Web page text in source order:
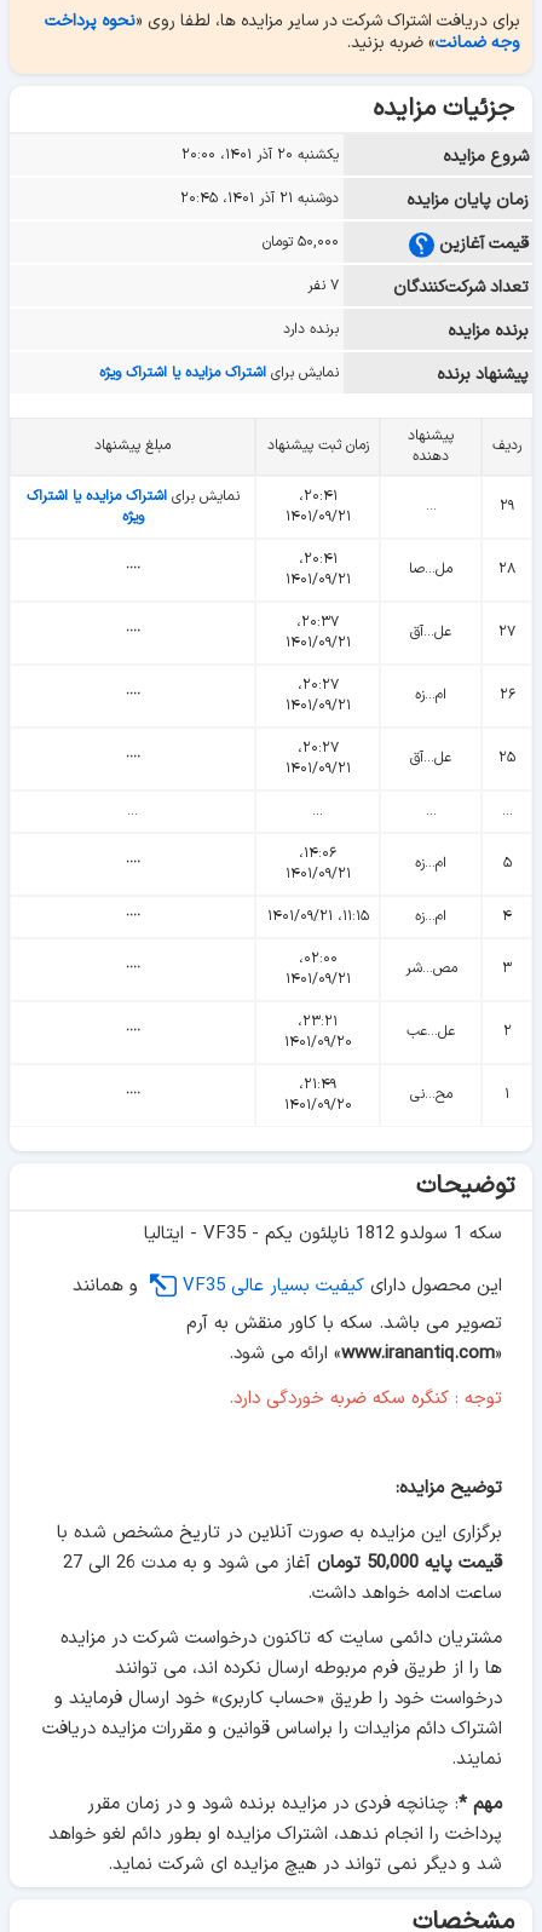
برای دریافت اشتراک شرکت در سایر مزایده ها، لطفا روی «نحوه پرداخت
وجه ضمانت» ضربه بزنید.
جزئیات مزایده
شروع مزایده یکشنبه ۲۰ آذر ۱۴۰۱، ۲۰:۰۰
زمان پایان مزایده دوشنبه ۲۱ آذر ۱۴۰۱، ۲۰:۴۵
قیمت آغازین ۵۰,۰۰۰ تومان
تعداد شرکت‌کنندگان ۷ نفر
برنده مزایده برنده دارد
پیشنهاد برنده نمایش برای اشتراک مزایده یا اشتراک ویژه
ردیف
پیشنهاد
دهنده
زمان ثبت پیشنهاد مبلغ پیشنهاد
۲۹ ...
۲۰:۴۱،
۱۴۰۱/۰۹/۲۱
نمایش برایاشتراک مزایده یا اشتراک
ویژه
۲۸ مل...صا
۲۰:۴۱،
۱۴۰۱/۰۹/۲۱
᠁
۲۷ عل...آق
۲۰:۳۷،
۱۴۰۱/۰۹/۲۱
᠁
۲۶ ام...زه
۲۰:۲۷،
۱۴۰۱/۰۹/۲۱
᠁
۲۵ عل...آق
۲۰:۲۷،
۱۴۰۱/۰۹/۲۱
᠁
...
...
...
...
۵ ام...زه
۱۴:۰۶،
۱۴۰۱/۰۹/۲۱
᠁
۴ ام...زه ۱۱:۱۵، ۱۴۰۱/۰۹/۲۱ ᠁
۳ مص...شر
۰۲:۰۰،
۱۴۰۱/۰۹/۲۱
᠁
۲ عل...عب
۲۳:۲۱،
۱۴۰۱/۰۹/۲۰
᠁
۱ مح...نی
۲۱:۴۹،
۱۴۰۱/۰۹/۲۰
᠁
توضیحات
سکه 1 سولدو 1812 ناپلئون یکم - VF35 - ایتالیا
این محصول دارای کیفیت بسیار عالی VF35
و همانند
تصویر می باشد. سکه با کاور منقش به آرم
«
www.iranantiq.com» ارائه می شود.
توجه : کنگره سکه ضربه خوردگی دارد.
توضیح مزایده:
برگزاری این مزایده به صورت آنلاین در تاریخ مشخص شده با
قیمت پایه 50,000 تومان
آغاز می شود و به مدت 26 الی 27
ساعت ادامه خواهد داشت.
مشتریان دائمی سایت که تاکنون درخواست شرکت در مزایده
ها را از طریق فرم مربوطه ارسال نکرده اند، می توانند
درخواست خود را طریق «حساب کاربری» خود ارسال فرمایند و
اشتراک دائم مزایدات را براساس قوانین و مقررات مزایده دریافت
نمایند.
مهم *: چنانچه فردی در مزایده برنده شود و در زمان مقرر
پرداخت را انجام ندهد، اشتراک مزایده او بطور دائم لغو خواهد
شد و دیگر نمی تواند در هیچ مزایده ای شرکت نماید.
مشخصات